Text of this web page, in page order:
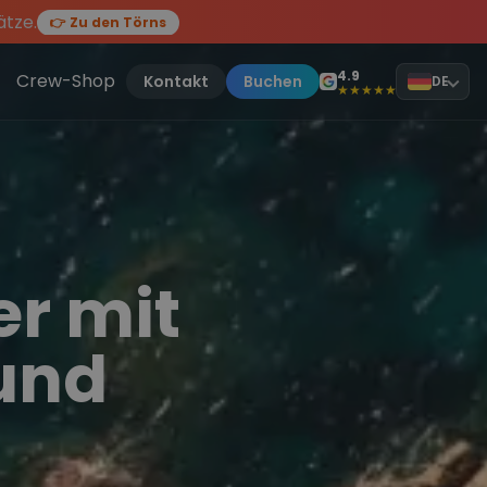
👉 Zu den Törns
Törn!
des Jahres, sei dabei.
Crew-Shop Kontakt Buchen 4.9
★★★★★ DE
mit